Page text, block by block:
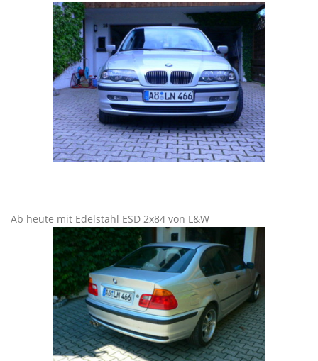
Ab heute mit Edelstahl ESD 2x84 von L&W